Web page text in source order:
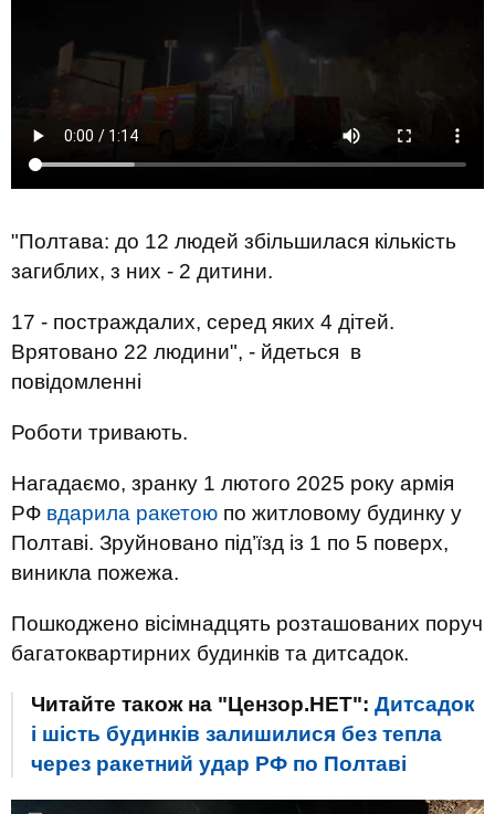
"Полтава: до 12 людей збільшилася кількість
загиблих, з них - 2 дитини.
17 - постраждалих, серед яких 4 дітей.
Врятовано 22 людини", - йдеться в
повідомленні
Роботи тривають.
Нагадаємо, зранку 1 лютого 2025 року армія
РФ вдарила ракетою по житловому будинку у
Полтаві. Зруйновано під’їзд із 1 по 5 поверх,
виникла пожежа.
Пошкоджено вісімнадцять розташованих поруч
багатоквартирних будинків та дитсадок.
Читайте також на "Цензор.НЕТ": Дитсадок
і шість будинків залишилися без тепла
через ракетний удар РФ по Полтаві